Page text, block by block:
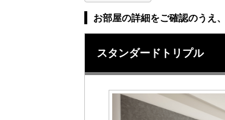
お部屋の詳細をご確認のうえ
スタンダードトリプル